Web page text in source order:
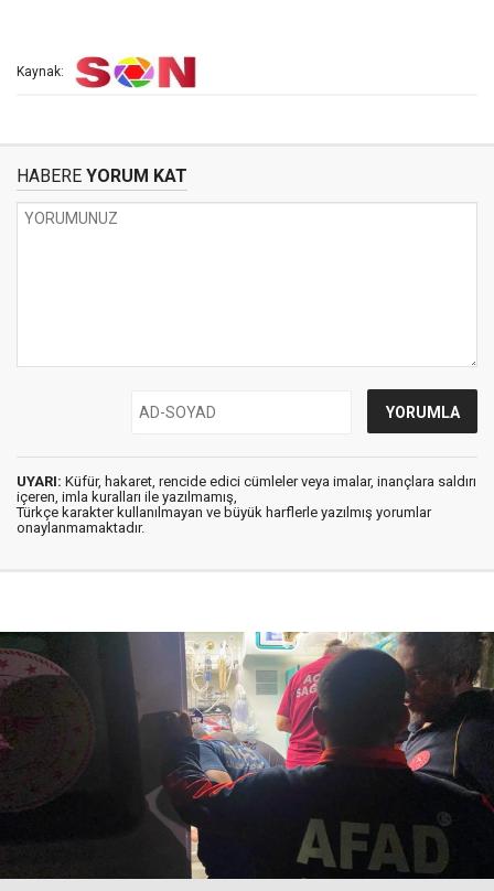
Kaynak:
HABERE YORUM KAT
UYARI: Küfür, hakaret, rencide edici cümleler veya imalar, inançlara saldırı
içeren, imla kuralları ile yazılmamış,
Türkçe karakter kullanılmayan ve büyük harflerle yazılmış yorumlar
onaylanmamaktadır.